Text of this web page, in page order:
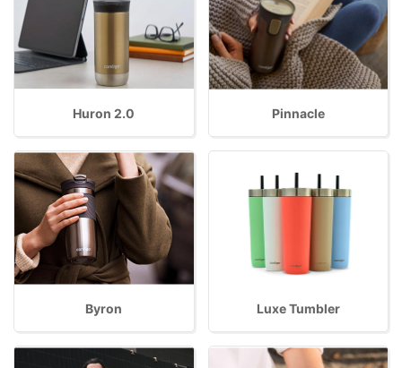
Huron 2.0 Pinnacle
Byron Luxe Tumbler